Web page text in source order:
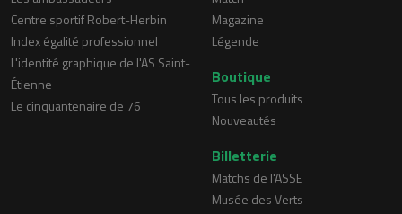
Centre sportif Robert-Herbin
Index égalité professionnel
L'identité graphique de l'AS Saint-
Étienne
Le cinquantenaire de 76
Magazine
Légende
Boutique
Tous les produits
Nouveautés
Billetterie
Matchs de l'ASSE
Musée des Verts